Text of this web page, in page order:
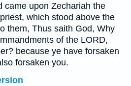
came upon Zechariah the
which stood above the
them, Thus saith God, Why
of the LORD,
because ye have forsaken
forsaken you.